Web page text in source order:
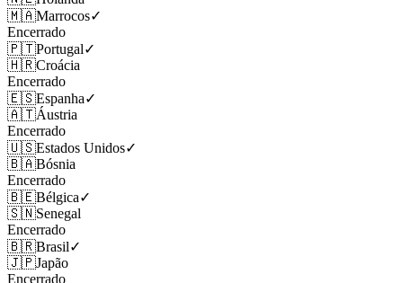
🇲🇦Marrocos✓
Encerrado
🇵🇹Portugal✓
🇭🇷Croácia
Encerrado
🇪🇸Espanha✓
🇦🇹Áustria
Encerrado
🇺🇸Estados Unidos✓
🇧🇦Bósnia
Encerrado
🇧🇪Bélgica✓
🇸🇳Senegal
Encerrado
🇧🇷Brasil✓
🇯🇵Japão
Encerrado